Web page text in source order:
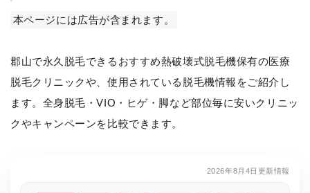
本ページには広告が含まれます。
郡山で永久脱毛できるおすすめ熱破壊式脱毛機保有の医療
脱毛クリニックや、使用されている脱毛機情報をご紹介し
ます。全身脱毛・VIO・ヒゲ・脚など部位毎に安いクリニッ
クやキャンペーンを比較できます。
2026年8月4日更新情報